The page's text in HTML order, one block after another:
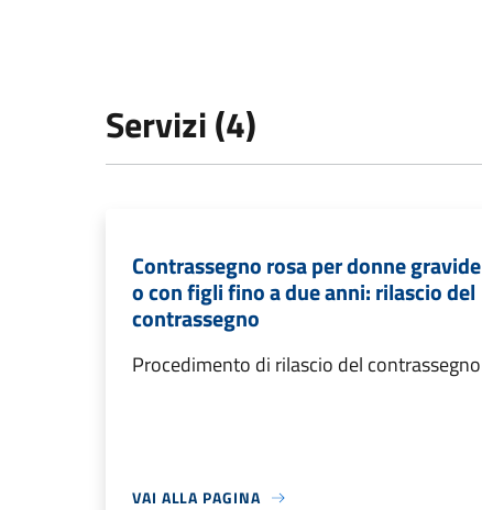
Servizi (4)
Contrassegno rosa per donne gravide
o con figli fino a due anni: rilascio del
contrassegno
Procedimento di rilascio del contrassegno
VAI ALLA PAGINA